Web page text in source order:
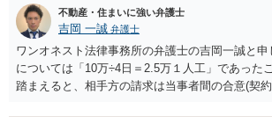
不動産・住まいに強い弁護士
吉岡 一誠 弁護士
ワンオネスト法律事務所の弁護士の吉岡一誠と
については「10万÷4日＝2.5万１人工」であった
踏まえると、相手方の請求は当事者間の合意(契
か支払う意向がない旨を伝えて、減額の交渉を